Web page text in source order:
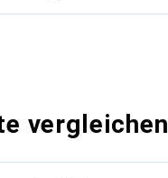
vergleichen